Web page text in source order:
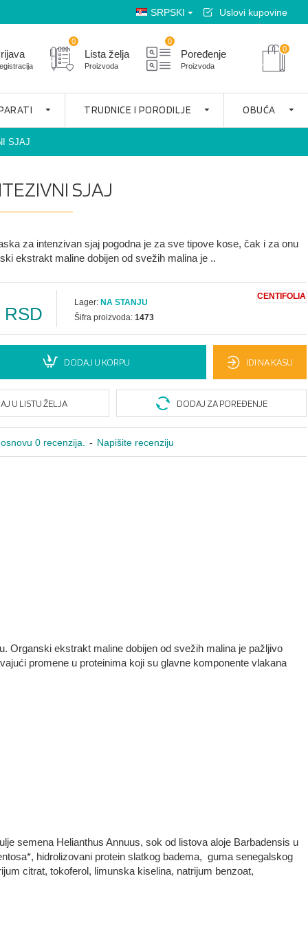
SRPSKI Uslovi kupovine
Lista želja
Proizvoda
0
Poređenje
Proizvoda
0
0
TRUDNICE I PORODILJE OBUĆA
SJAJ
SJAJ
za intenzivan sjaj pogodna je za sve tipove kose, čak i za onu
ekstrakt maline dobijen od svežih malina je ..
0 recenzija. - Napišite recenziju
RSD
Lager: NA STANJU
Šifra proizvoda: 1473
CENTIFOLIA
DODAJ U KORPU IDI NA KASU
U LISTU ŽELJA DODAJ ZA POREĐENJE
Organski ekstrakt maline dobijen od svežih malina je pažljivo
promene u proteinima koji su glavne komponente vlakana
semena Helianthus Annuus, sok od listova aloje Barbadensis u
hidrolizovani protein slatkog badema, guma senegalskog
citrat, tokoferol, limunska kiselina, natrijum benzoat,